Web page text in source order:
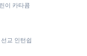
이 카타콤
선교 인턴쉽